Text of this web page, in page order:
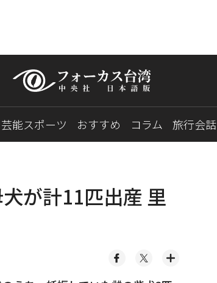
芸能スポーツ おすすめ コラム 旅行会話
が計11匹出産 里